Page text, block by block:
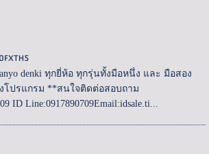
denki ทุกยี่ห้อ ทุกรุ่นทั้งมือหนึ่ง และ มือสอง
โปรแกรม **สนใจติดต่อสอบถาม
ID Line:0917890709Email:idsale.ti...